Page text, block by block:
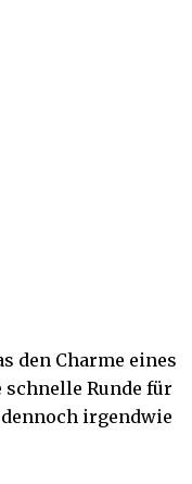
den Charme eines
Runde für
irgendwie